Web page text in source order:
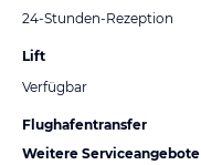
24-Stunden-Rezeption
Lift
Verfügbar
Flughafentransfer
Weitere Serviceangebote